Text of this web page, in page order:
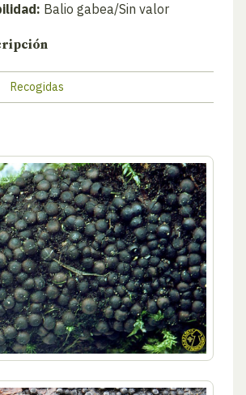
Balio gabea/Sin valor
Recogidas